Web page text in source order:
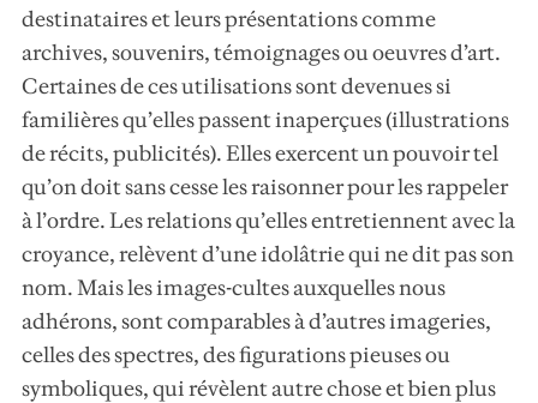
destinataires et leurs présentations comme
archives, souvenirs, témoignages ou oeuvres d’art.
Certaines de ces utilisations sont devenues si
familières qu’elles passent inaperçues (illustrations
de récits, publicités). Elles exercent un pouvoir tel
qu’on doit sans cesse les raisonner pour les rappeler
à l’ordre. Les relations qu’elles entretiennent avec la
croyance, relèvent d’une idolâtrie qui ne dit pas son
nom. Mais les images-cultes auxquelles nous
adhérons, sont comparables à d’autres imageries,
celles des spectres, des figurations pieuses ou
symboliques, qui révèlent autre chose et bien plus